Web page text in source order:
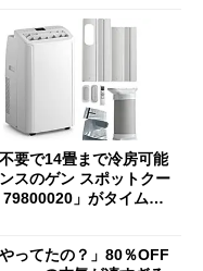
要で14畳まで冷房可能
ンスのゲン スポットクー
79800020」がタイムセ
ってたの？」80％OFF